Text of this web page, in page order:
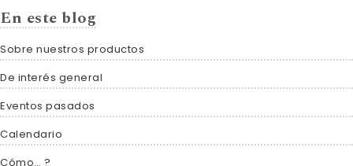
En este blog
Sobre nuestros productos
De interés general
Eventos pasados
Calendario
Cómo… ?